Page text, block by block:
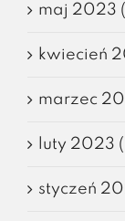
maj 2023
kwiecień
marzec
luty 2023
styczeń